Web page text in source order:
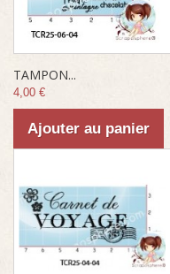
TAMPON...
4,00 €
Ajouter au panier